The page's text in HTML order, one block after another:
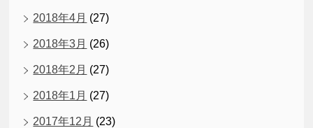
2018年4月 (27)
2018年3月 (26)
2018年2月 (27)
2018年1月 (27)
2017年12月 (23)